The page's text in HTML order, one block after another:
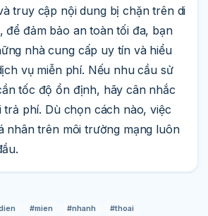
truy cập nội dung bị chặn trên di
để đảm bảo an toàn tối đa, bạn
nhà cung cấp uy tín và hiểu
vụ miễn phí. Nếu nhu cầu sử
tốc độ ổn định, hãy cân nhắc
trả phí. Dù chọn cách nào, việc
nhân trên môi trường mạng luôn
#mien #nhanh #thoai